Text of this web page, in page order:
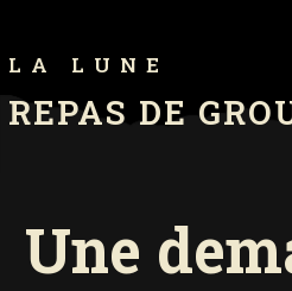
L A L U N E
REPAS DE
Une